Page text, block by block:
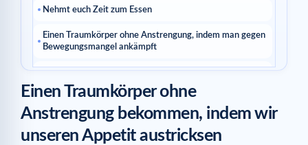
Nehmt euch Zeit zum Essen
Einen Traumkörper ohne Anstrengung, indem man gegen
Bewegungsmangel ankämpft
Für einen Traumkörper ohne Anstrengung: trinkt Tee!
Für einen Traumkörper ohne Anstrengung: habt Spaß!
Einen Traumkörper ohne
Anstrengung bekommen, indem wir
unseren Appetit austricksen